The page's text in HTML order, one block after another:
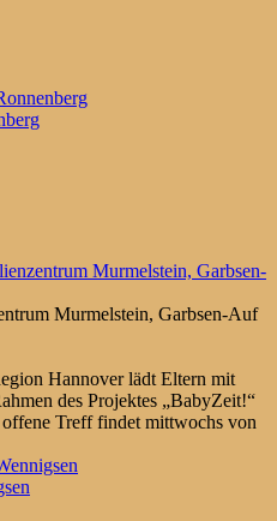
Murmelstein, Garbsen-
Murmelstein, Garbsen-Auf
Hannover lädt Eltern mit
des Projektes „BabyZeit!“
Treff findet mittwochs von